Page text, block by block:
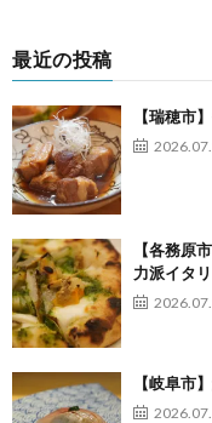
最近の投稿
【瑞穂市
【各務原
力派イタ
【岐阜市